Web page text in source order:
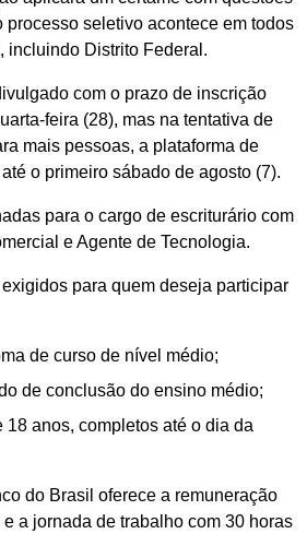
processo seletivo acontece em todos
incluindo Distrito Federal.
com o prazo de inscrição
feira (28), mas na tentativa de
mais pessoas, a plataforma de
o primeiro sábado de agosto (7).
para o cargo de escriturário com
e Agente de Tecnologia.
para quem deseja participar
de curso de nível médio;
de conclusão do ensino médio;
18 anos, completos até o dia da
do Brasil oferece a remuneração
a jornada de trabalho com 30 horas